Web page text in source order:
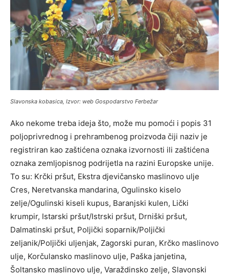
Slavonska kobasica, Izvor: web Gospodarstvo Ferbežar
Ako nekome treba ideja što, može mu pomoći i popis 31
poljoprivrednog i prehrambenog proizvoda čiji naziv je
registriran kao zaštićena oznaka izvornosti ili zaštićena
oznaka zemljopisnog podrijetla na razini Europske unije.
To su: Krčki pršut, Ekstra djevičansko maslinovo ulje
Cres, Neretvanska mandarina, Ogulinsko kiselo
zelje/Ogulinski kiseli kupus, Baranjski kulen, Lički
krumpir, Istarski pršut/Istrski pršut, Drniški pršut,
Dalmatinski pršut, Poljički soparnik/Poljički
zeljanik/Poljički uljenjak, Zagorski puran, Krčko maslinovo
ulje, Korčulansko maslinovo ulje, Paška janjetina,
Šoltansko maslinovo ulje, Varaždinsko zelje, Slavonski